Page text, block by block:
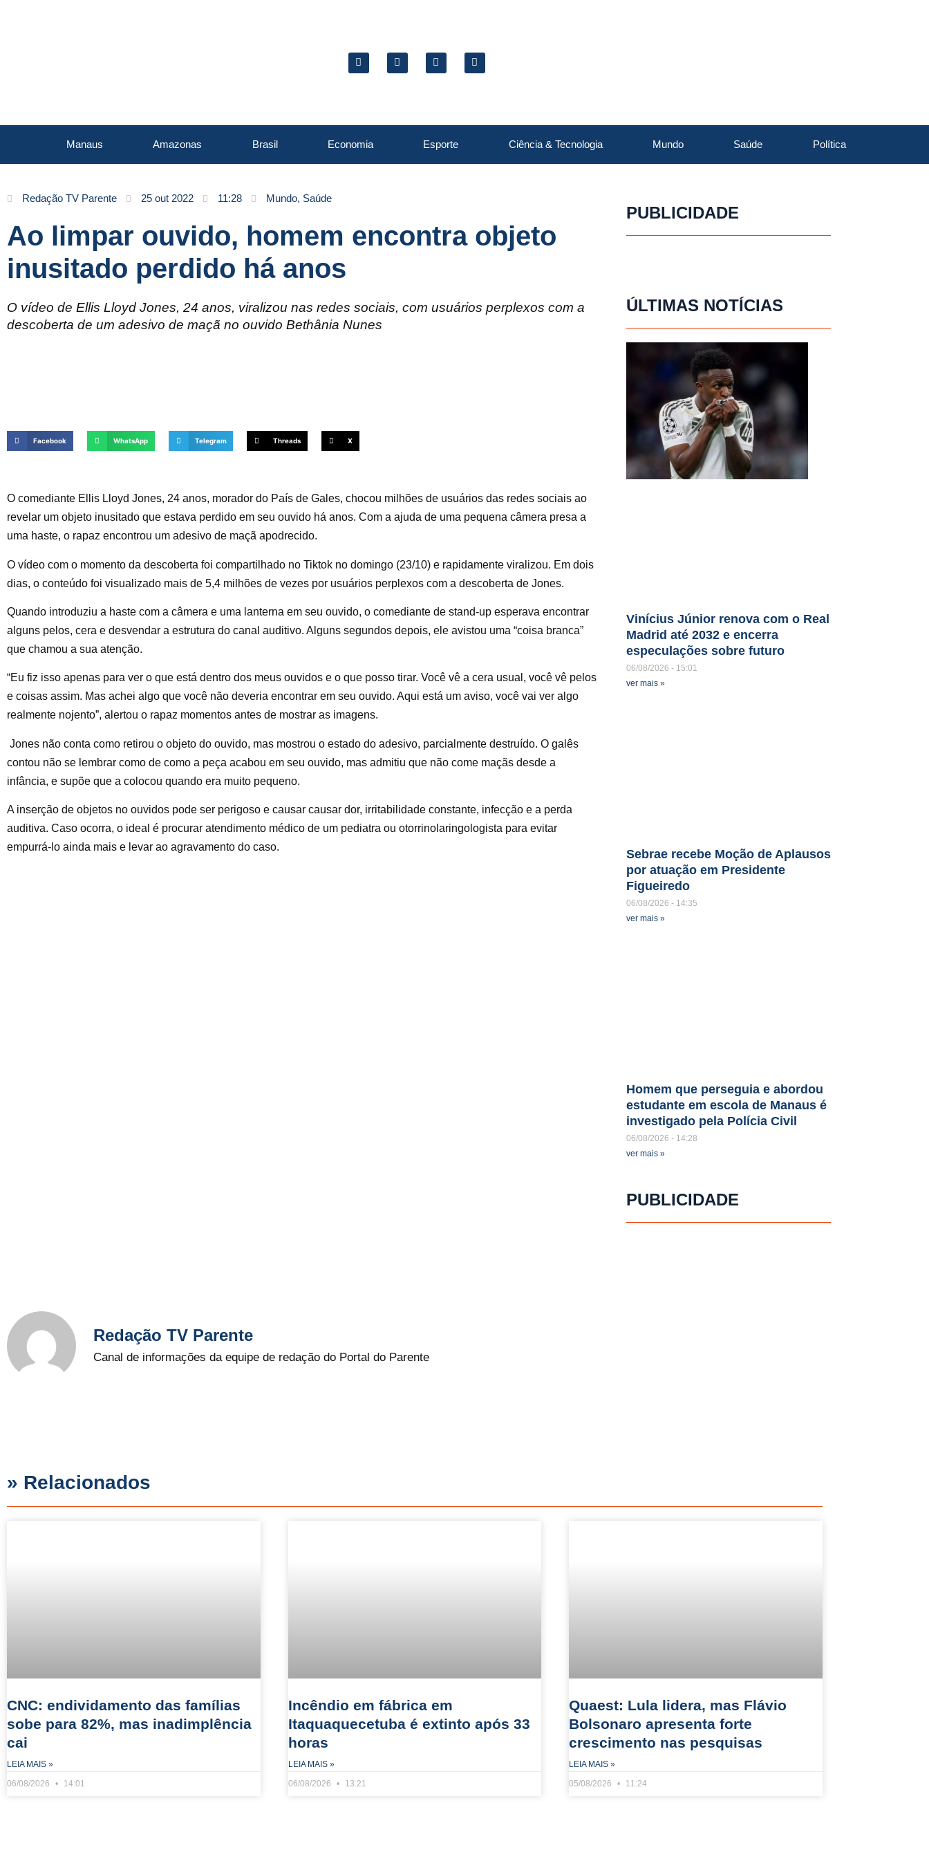
Manaus Amazonas Brasil Economia Esporte Ciência & Tecnologia Mundo Saúde Política
Redação TV Parente 25 out 2022 11:28 Mundo, Saúde
Ao limpar ouvido, homem encontra objeto
inusitado perdido há anos
O vídeo de Ellis Lloyd Jones, 24 anos, viralizou nas redes sociais, com usuários perplexos com a
descoberta de um adesivo de maçã no ouvido Bethânia Nunes
Facebook WhatsApp Telegram Threads X
O comediante Ellis Lloyd Jones, 24 anos, morador do País de Gales, chocou milhões de usuários das redes sociais ao
revelar um objeto inusitado que estava perdido em seu ouvido há anos. Com a ajuda de uma pequena câmera presa a
uma haste, o rapaz encontrou um adesivo de maçã apodrecido.
O vídeo com o momento da descoberta foi compartilhado no Tiktok no domingo (23/10) e rapidamente viralizou. Em dois
dias, o conteúdo foi visualizado mais de 5,4 milhões de vezes por usuários perplexos com a descoberta de Jones.
Quando introduziu a haste com a câmera e uma lanterna em seu ouvido, o comediante de stand-up esperava encontrar
alguns pelos, cera e desvendar a estrutura do canal auditivo. Alguns segundos depois, ele avistou uma “coisa branca”
que chamou a sua atenção.
“Eu fiz isso apenas para ver o que está dentro dos meus ouvidos e o que posso tirar. Você vê a cera usual, você vê pelos
e coisas assim. Mas achei algo que você não deveria encontrar em seu ouvido. Aqui está um aviso, você vai ver algo
realmente nojento”, alertou o rapaz momentos antes de mostrar as imagens.
Jones não conta como retirou o objeto do ouvido, mas mostrou o estado do adesivo, parcialmente destruído. O galês
contou não se lembrar como de como a peça acabou em seu ouvido, mas admitiu que não come maçãs desde a
infância, e supõe que a colocou quando era muito pequeno.
A inserção de objetos no ouvidos pode ser perigoso e causar causar dor, irritabilidade constante, infecção e a perda
auditiva. Caso ocorra, o ideal é procurar atendimento médico de um pediatra ou otorrinolaringologista para evitar
empurrá-lo ainda mais e levar ao agravamento do caso.
PUBLICIDADE
ÚLTIMAS NOTÍCIAS
Vinícius Júnior renova com o Real
Madrid até 2032 e encerra
especulações sobre futuro
06/08/2026 15:01
ver mais »
Sebrae recebe Moção de Aplausos
por atuação em Presidente
Figueiredo
06/08/2026 14:35
ver mais »
Homem que perseguia e abordou
estudante em escola de Manaus é
investigado pela Polícia Civil
06/08/2026 14:28
ver mais »
PUBLICIDADE
Redação TV Parente
Canal de informações da equipe de redação do Portal do Parente
» Relacionados
CNC: endividamento das famílias
sobe para 82%, mas inadimplência
cai
LEIA MAIS »
06/08/2026
14:01
Incêndio em fábrica em
Itaquaquecetuba é extinto após 33
horas
LEIA MAIS »
06/08/2026
13:21
Quaest: Lula lidera, mas Flávio
Bolsonaro apresenta forte
crescimento nas pesquisas
LEIA MAIS »
05/08/2026
11:24